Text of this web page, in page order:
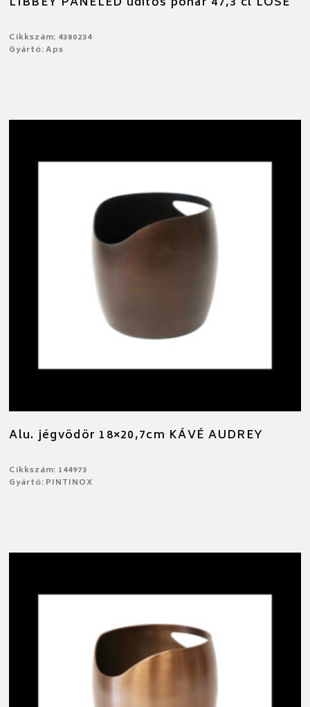
Cikkszám: 4380234
Gyártó: Aps
Alu. jégvödör 18×20,7cm KÁVÉ AUDREY
Cikkszám: 144973
Gyártó: PINTINOX